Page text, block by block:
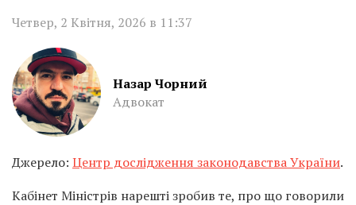
Четвер, 2 Квітня, 2026 в 11:37
Назар Чорний
Адвокат
Джерело: Центр дослідження законодавства України.
Кабінет Міністрів нарешті зробив те, про що говорили